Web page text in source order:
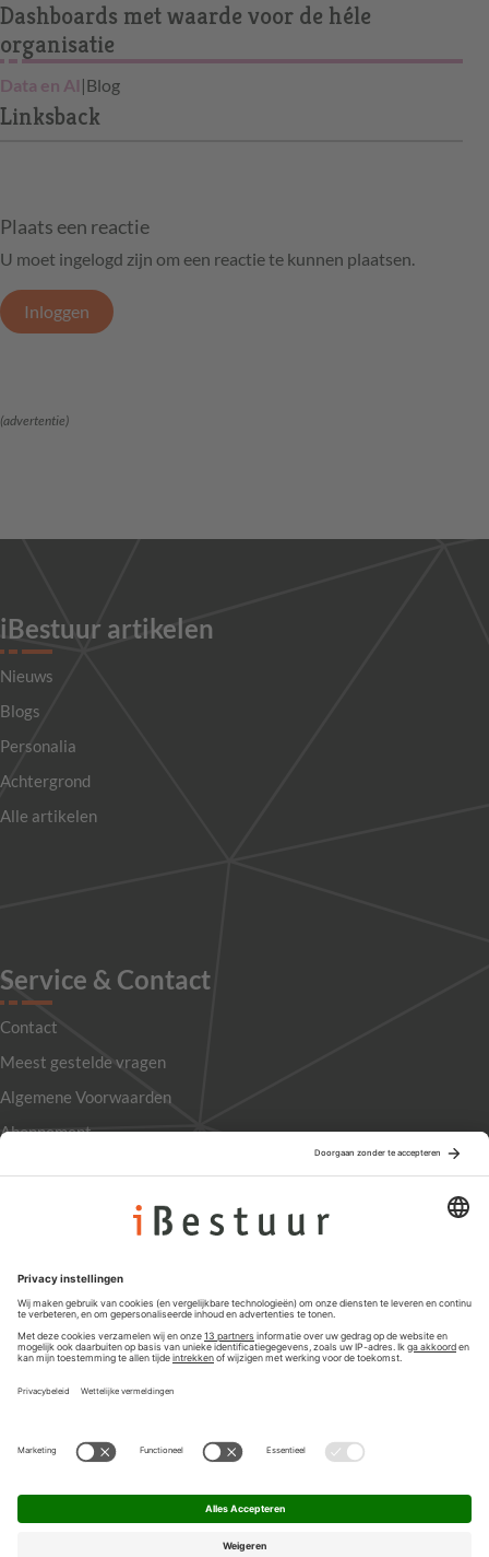
Dashboards met waarde voor de héle
organisatie
Data en AI |Blog
Linksback
Plaats een reactie
U moet ingelogd zijn om een reactie te kunnen plaatsen.
Inloggen
(advertentie)
iBestuur artikelen
Nieuws
Blogs
Personalia
Achtergrond
Alle artikelen
Service & Contact
Contact
Meest gestelde vragen
Algemene Voorwaarden
Abonnement
Privacyinstellingen